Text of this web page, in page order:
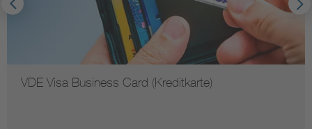
VDE Visa Business Card (Kreditkarte)